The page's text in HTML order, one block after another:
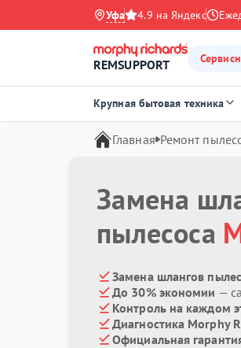
Уфа 4.9 на Яндекс
REMSUPPORT
Крупная бытовая техника
Главная Ремонт
Замена
пылесоса
Замена шлангов
До 30% экономии —
Контроль на каждом
Диагностика Morphy
Официальная